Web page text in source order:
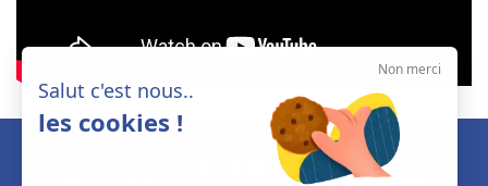
Non merci
Salut c'est nous..
les cookies !